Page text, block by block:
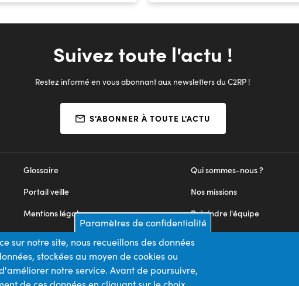
Suivez toute l'actu !
Restez informé en vous abonnant aux newsletters du C2RP !
S'ABONNER À TOUTE L'ACTU
Qui sommes-nous ?
Nos missions
Rejoindre l'équipe
Nous contacter
Glossaire
Portail veille
Mentions légales
Appels d'offres
Plan du site
Paramètres de confidentialité
sur notre site, nous recueillons des données
stockées au moyen de cookies ou
notre service. Avant de poursuivre,